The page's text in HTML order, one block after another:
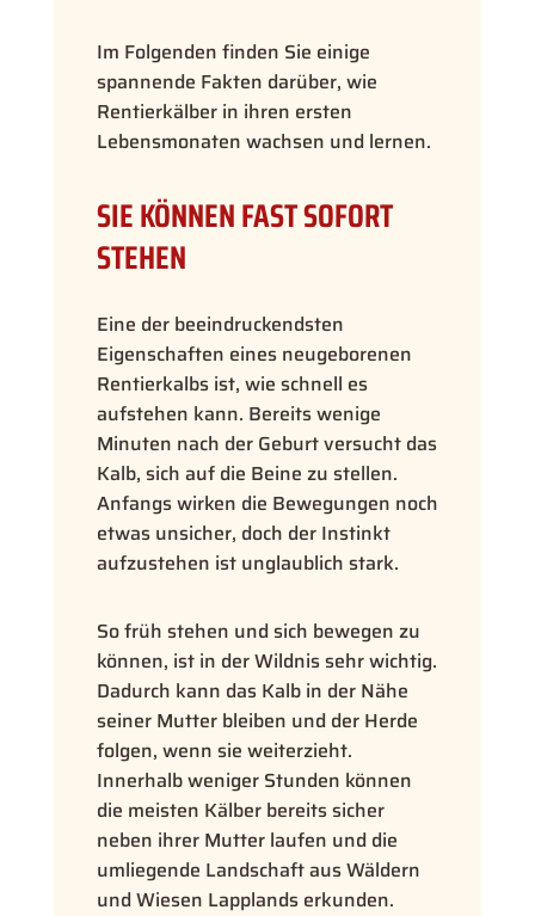
Im Folgenden finden Sie einige
spannende Fakten darüber, wie
Rentierkälber in ihren ersten
Lebensmonaten wachsen und lernen.
SIE KÖNNEN FAST SOFORT
STEHEN
Eine der beeindruckendsten
Eigenschaften eines neugeborenen
Rentierkalbs ist, wie schnell es
aufstehen kann. Bereits wenige
Minuten nach der Geburt versucht das
Kalb, sich auf die Beine zu stellen.
Anfangs wirken die Bewegungen noch
etwas unsicher, doch der Instinkt
aufzustehen ist unglaublich stark.
So früh stehen und sich bewegen zu
können, ist in der Wildnis sehr wichtig.
Dadurch kann das Kalb in der Nähe
seiner Mutter bleiben und der Herde
folgen, wenn sie weiterzieht.
Innerhalb weniger Stunden können
die meisten Kälber bereits sicher
neben ihrer Mutter laufen und die
umliegende Landschaft aus Wäldern
und Wiesen Lapplands erkunden.